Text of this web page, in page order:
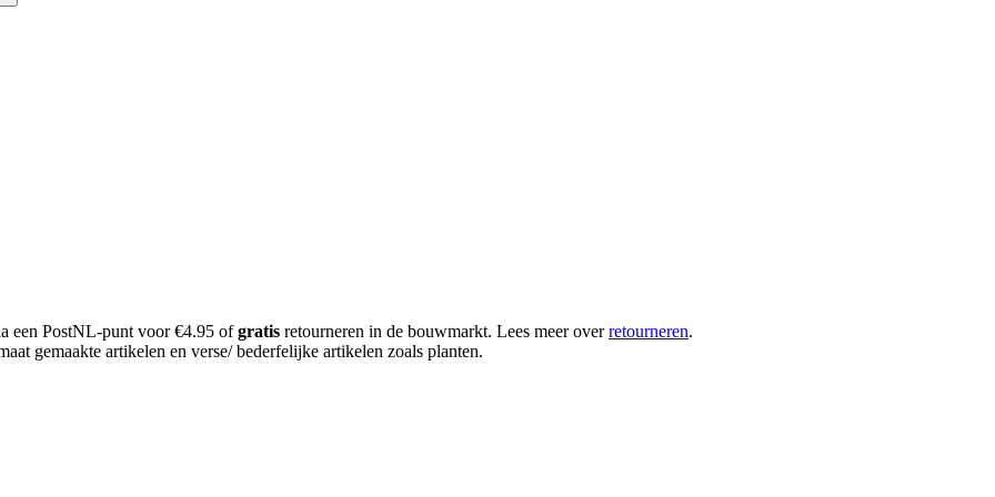
een PostNL-punt voor €4.95 ofgratis retourneren in de bouwmarkt. Lees meer overretourneren.
gemaakte artikelen en verse/ bederfelijke artikelen zoals planten.